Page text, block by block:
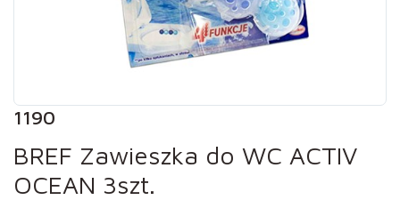
1190
BREF Zawieszka do WC ACTIV
OCEAN 3szt.